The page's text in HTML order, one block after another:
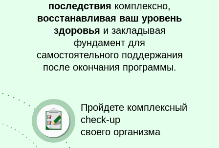
Пройдете комплексный
check-up
своего организма
последствия комплексно,
восстанавливая ваш уровень
здоровья и закладывая
фундамент для
самостоятельного поддержания
после окончания программы.